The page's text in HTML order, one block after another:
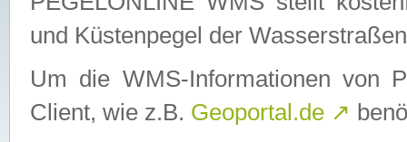
und Küstenpegel der
Um die WMS-Informationen von
Client, wie z.B. Geoportal.de ↗